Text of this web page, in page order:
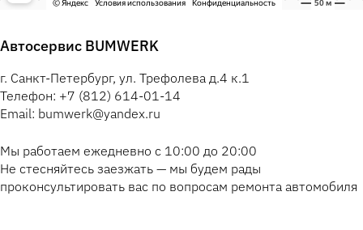
Автосервис BUMWERK
г. Санкт-Петербург, ул. Трефолева д.4 к.1
Телефон: +7 (812) 614-01-14
Email: bumwerk@yandex.ru
Мы работаем ежедневно с 10:00 до 20:00
Не стесняйтесь заезжать — мы будем рады
проконсультировать вас по вопросам ремонта автомобиля